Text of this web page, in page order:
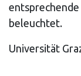
beleuchtet.
Universität